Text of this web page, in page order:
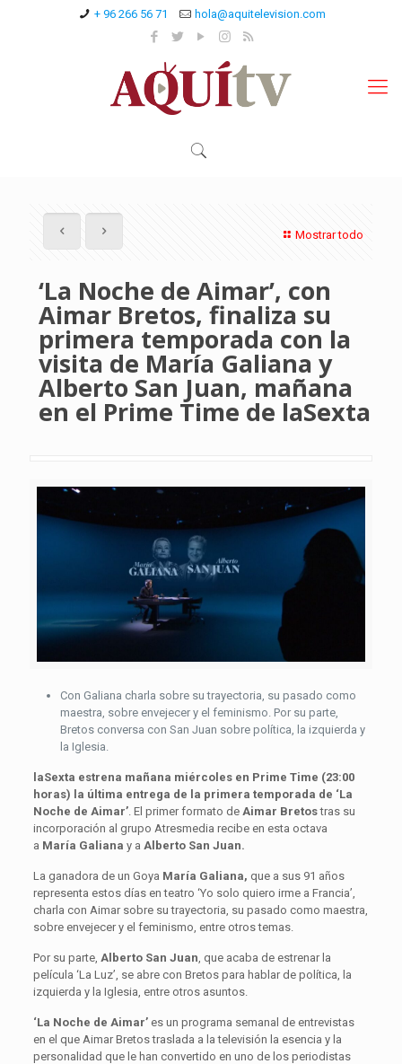
+ 96 266 56 71 hola@aquitelevision.com
Mostrar todo
‘La Noche de Aimar’, con
Aimar Bretos, finaliza su
primera temporada con la
visita de María Galiana y
Alberto San Juan, mañana
en el Prime Time de laSexta
Con Galiana charla sobre su trayectoria, su pasado como
maestra, sobre envejecer y el feminismo. Por su parte,
Bretos conversa con San Juan sobre política, la izquierda y
la Iglesia.
laSexta estrena mañana miércoles en Prime Time (23:00
horas) la última entrega de la primera temporada de ‘La
Noche de Aimar’. El primer formato de Aimar Bretostras su
incorporación al grupo Atresmedia recibe en esta octava
a María Galiana y a Alberto San Juan.
La ganadora de un Goya María Galiana, que a sus 91 años
representa estos días en teatro ‘Yo solo quiero irme a Francia’,
charla con Aimar sobre su trayectoria, su pasado como maestra,
sobre envejecer y el feminismo, entre otros temas.
Por su parte, Alberto San Juan , que acaba de estrenar la
película ‘La Luz’, se abre con Bretos para hablar de política, la
izquierda y la Iglesia, entre otros asuntos.
‘La Noche de Aimar’es un programa semanal de entrevistas
en el que Aimar Bretos traslada a la televisión la esencia y la
personalidad que le han convertido en uno de los periodistas